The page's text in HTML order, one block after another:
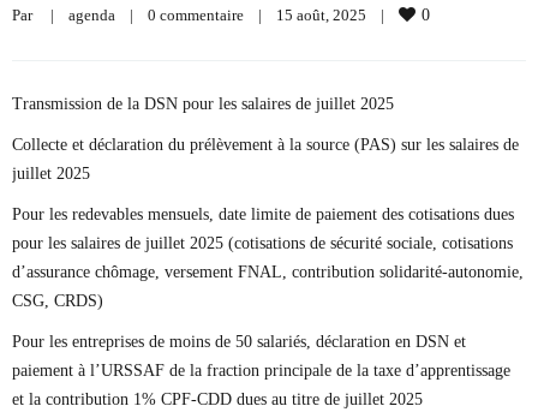
Par | agenda | 0 commentaire | 15 août, 2025 | 0
Transmission de la DSN pour les salaires de juillet 2025
Collecte et déclaration du prélèvement à la source (PAS) sur les salaires de
juillet 2025
Pour les redevables mensuels, date limite de paiement des cotisations dues
pour les salaires de juillet 2025 (cotisations de sécurité sociale, cotisations
d’assurance chômage, versement FNAL, contribution solidarité-autonomie,
CSG, CRDS)
Pour les entreprises de moins de 50 salariés, déclaration en DSN et
paiement à l’URSSAF de la fraction principale de la taxe d’apprentissage
et la contribution 1% CPF-CDD dues au titre de juillet 2025